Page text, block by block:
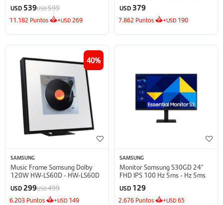
USD 539USD599
11.182 Puntos +USD 269
USD 379
7.862 Puntos +USD 190
40
SAMSUNG
Music Frame Samsung Dolby
120W HW-LS60D - HW-LS60D
USD 299USD499
6.203 Puntos +USD 149
SAMSUNG
Monitor Samsung S30GD 24''
FHD IPS 100 Hz 5ms - Hz 5ms
USD 129
2.676 Puntos +USD65